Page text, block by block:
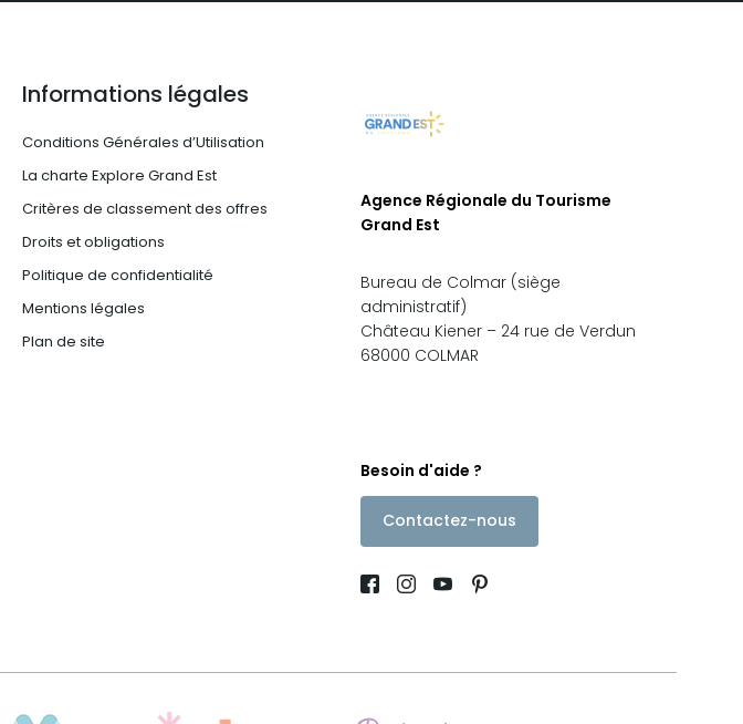
Informations légales
Conditions Générales d’Utilisation
La charte Explore Grand Est
Critères de classement des offres
Droits et obligations
Politique de confidentialité
Mentions légales
Plan de site
Agence Régionale du Tourisme
Grand Est
Bureau de Colmar (siège
administratif)
Château Kiener – 24 rue de Verdun
68000 COLMAR
Besoin d'aide ?
Contactez-nous